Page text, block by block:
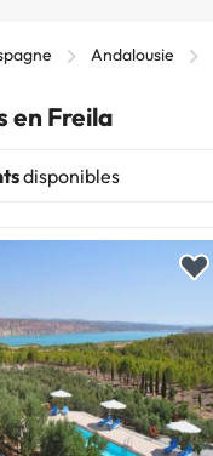
Andalousie
en Freila
disponibles